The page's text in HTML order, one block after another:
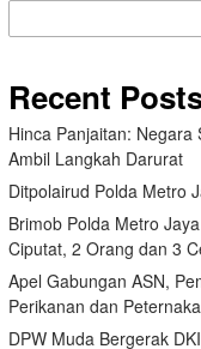
Recent
Hinca Panjaitan: Negara
Ambil Langkah Darurat
Ditpolairud Polda Metro
Brimob Polda Metro
Ciputat, 2 Orang dan 3
Apel Gabungan ASN,
Perikanan dan
DPW Muda Bergerak